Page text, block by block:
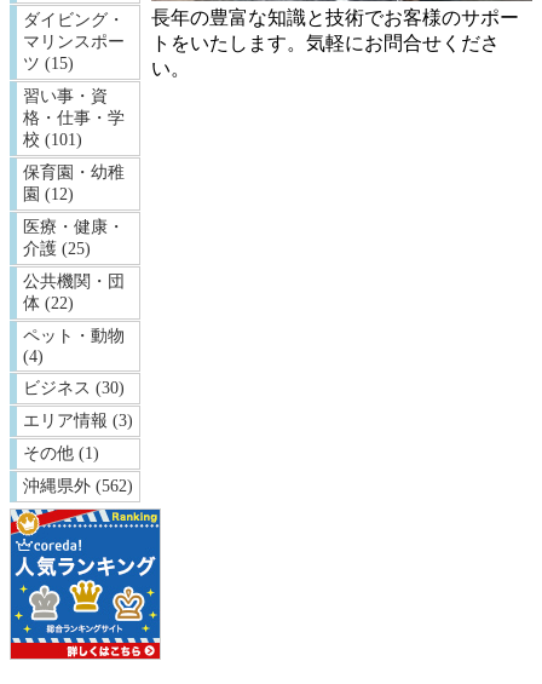
ダイビング・
マリンスポー
ツ (15)
習い事・資
格・仕事・学
校 (101)
保育園・幼稚
園 (12)
医療・健康・
介護 (25)
公共機関・団
体 (22)
ペット・動物
(4)
ビジネス (30)
エリア情報 (3)
その他 (1)
沖縄県外 (562)
長年の豊富な知識と技術でお客様のサポー
トをいたします。気軽にお問合せくださ
い。